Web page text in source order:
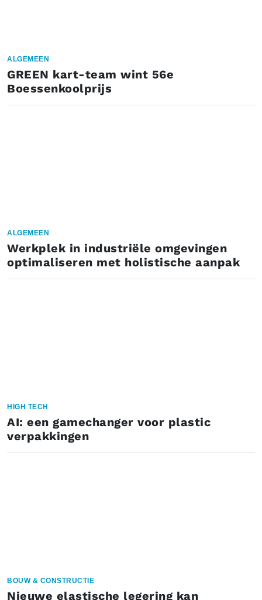
ALGEMEEN
GREEN kart-team wint 56e
Boessenkoolprijs
ALGEMEEN
Werkplek in industriële omgevingen
optimaliseren met holistische aanpak
HIGH TECH
AI: een gamechanger voor plastic
verpakkingen
BOUW & CONSTRUCTIE
Nieuwe elastische legering kan